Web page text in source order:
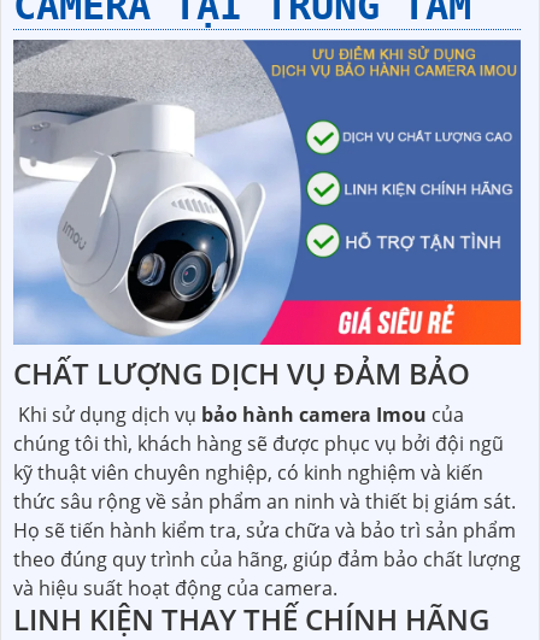
CHẤT LƯỢNG DỊCH VỤ ĐẢM BẢO
Khi sử dụng dịch vụ bảo hành camera Imou của
chúng tôi thì, khách hàng sẽ được phục vụ bởi đội ngũ
kỹ thuật viên chuyên nghiệp, có kinh nghiệm và kiến
thức sâu rộng về sản phẩm an ninh và thiết bị giám sát.
Họ sẽ tiến hành kiểm tra, sửa chữa và bảo trì sản phẩm
theo đúng quy trình của hãng, giúp đảm bảo chất lượng
và hiệu suất hoạt động của camera.
LINH KIỆN THAY THẾ CHÍNH HÃNG